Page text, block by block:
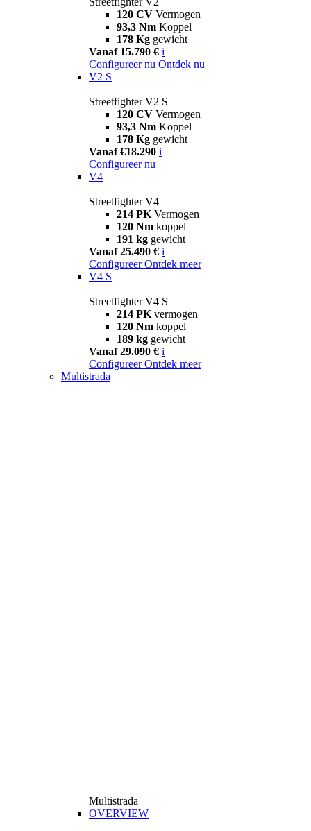
120 CV Vermogen
93,3 Nm Koppel
178 Kg gewicht
Vanaf 15.790 € i
Configureer nu Ontdek nu
V2 S
Streetfighter V2 S
120 CV Vermogen
93,3 Nm Koppel
178 Kg gewicht
Vanaf €18.290 i
Configureer nu
V4
Streetfighter V4
214 PK Vermogen
120 Nm koppel
191 kg gewicht
Vanaf 25.490 € i
Configureer Ontdek meer
V4 S
Streetfighter V4 S
214 PK vermogen
120 Nm koppel
189 kg gewicht
Vanaf 29.090 € i
Configureer Ontdek meer
Multistrada
Multistrada
OVERVIEW